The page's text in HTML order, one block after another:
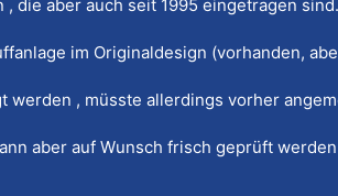
, die aber auch seit 1995 eingetragen
im Originaldesign (vorhanden,
werden , müsste allerdings vorher
aber auf Wunsch frisch geprüft werden